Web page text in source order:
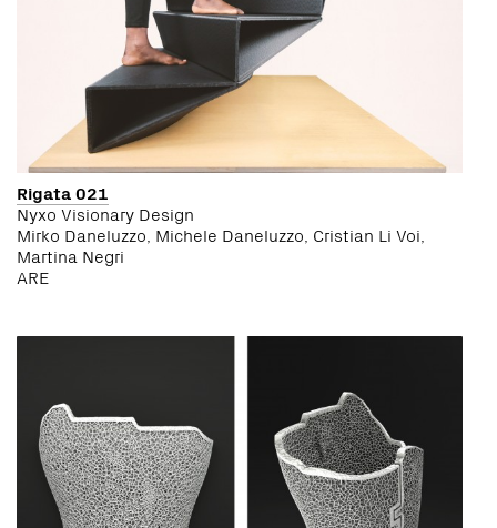
Rigata 021
Nyxo Visionary Design
Mirko Daneluzzo, Michele Daneluzzo, Cristian Li Voi,
Martina Negri
ARE